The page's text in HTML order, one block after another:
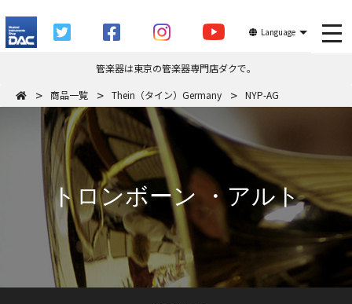
Language
管楽器は東京の管楽器専門店ダクで。
商品一覧
Thein（タイン）Germany NYP-AG
トロンボーン ・アルト